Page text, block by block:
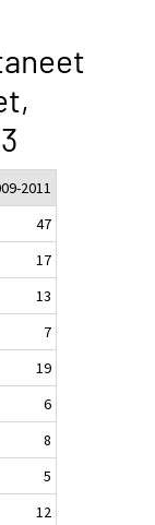
2011
47
17
13
7
19
6
8
5
12